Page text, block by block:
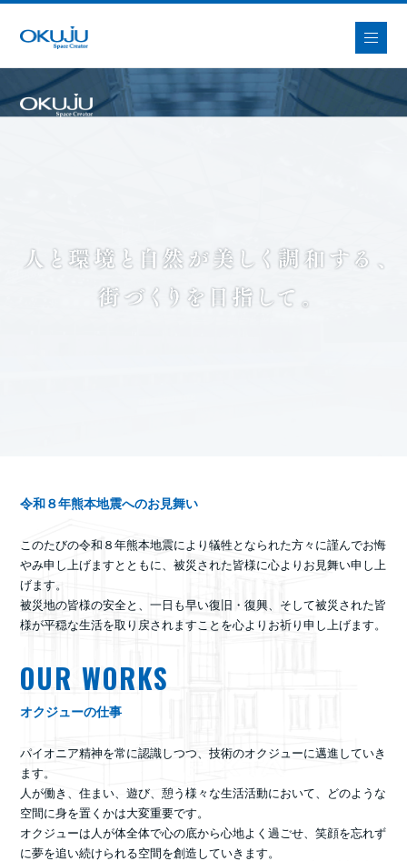
令和８年熊本地震へのお見舞い
このたびの令和８年熊本地震により犠牲となられた方々に謹んでお悔
やみ申し上げますとともに、被災された皆様に心よりお見舞い申し上
げます。
被災地の皆様の安全と、一日も早い復旧・復興、そして被災された皆
様が平穏な生活を取り戻されますことを心よりお祈り申し上げます。
OUR WORKS
オクジューの仕事
パイオニア精神を常に認識しつつ、技術のオクジューに邁進していき
ます。
人が働き、住まい、遊び、憩う様々な生活活動において、どのような
空間に身を置くかは大変重要です。
オクジューは人が体全体で心の底から心地よく過ごせ、笑顔を忘れず
に夢を追い続けられる空間を創造していきます。